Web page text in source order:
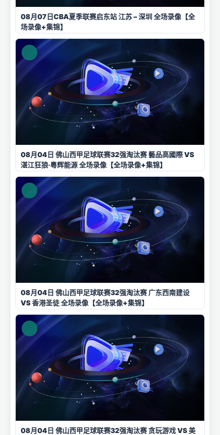
08月07日CBA夏季联赛启东站 江苏 – 深圳 全场录像【全
场录像+集锦】
08月04日 佛山西甲足球联赛32强淘汰赛 藝品高國際 VS
湛江狂狼·粵辉能源 全场录像【全场录像+集锦】
08月04日 佛山西甲足球联赛32强淘汰赛 广东西南建设
VS 香港圣徒 全场录像【全场录像+集锦】
08月04日 佛山西甲足球联赛32强淘汰赛 贪玩游戏 VS 美